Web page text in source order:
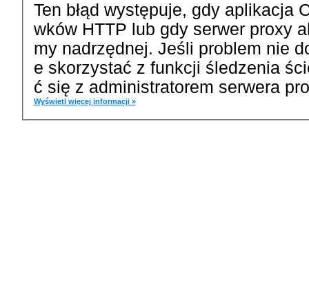
Ten błąd występuje, gdy aplikacja
wków HTTP lub gdy serwer proxy
my nadrzędnej. Jeśli problem nie
e skorzystać z funkcji śledzenia
ć się z administratorem serwera
Wyświetl więcej informacji »